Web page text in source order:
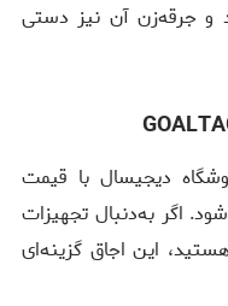
و جرقه‌زن آن نیز دستی
دیجیسال با قیمت
اگر به‌دنبال تجهیزات
این اجاق گزینه‌ای